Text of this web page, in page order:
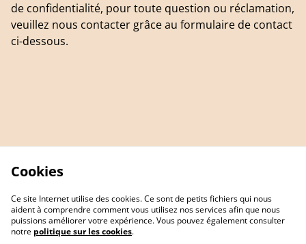
de confidentialité, pour toute question ou réclamation,
veuillez nous contacter grâce au formulaire de contact
ci-dessous.
Cookies
Ce site Internet utilise des cookies. Ce sont de petits fichiers qui nous
aident à comprendre comment vous utilisez nos services afin que nous
puissions améliorer votre expérience. Vous pouvez également consulter
notre politique sur les cookies.